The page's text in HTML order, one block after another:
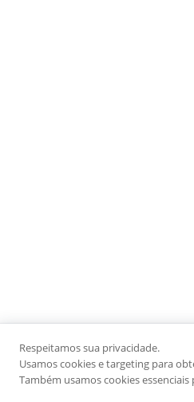
Respeitamos sua privacidade.
Usamos cookies e targeting para
Também usamos cookies